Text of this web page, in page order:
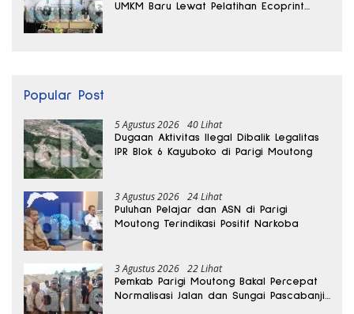
UMKM Baru Lewat Pelatihan Ecoprint
Popular Post
5 Agustus 2026 40 Lihat
Dugaan Aktivitas Ilegal Dibalik Legalitas
IPR Blok 6 Kayuboko di Parigi Moutong
3 Agustus 2026 24 Lihat
Puluhan Pelajar dan ASN di Parigi
Moutong Terindikasi Positif Narkoba
3 Agustus 2026 22 Lihat
Pemkab Parigi Moutong Bakal Percepat
Normalisasi Jalan dan Sungai Pascabanjir